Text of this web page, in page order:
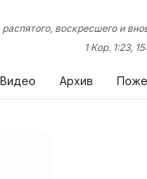
воскресшего и
1 Кор. 1:23,
Видео Архив